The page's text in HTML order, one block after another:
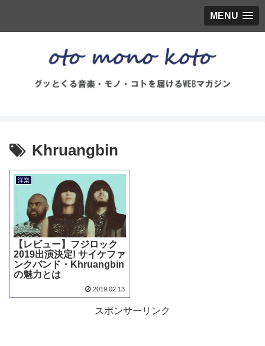
MENU
Khruangbin
洋楽
【レビュー】フジロック
2019出演決定! サイケファ
ンクバンド・Khruangbin
の魅力とは
2019.02.13
スポンサーリンク